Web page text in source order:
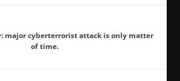
major cyberterrorist attack is only matter
of time.